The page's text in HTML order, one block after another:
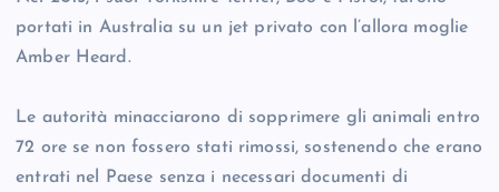
portati in Australia su un jet privato con l’allora moglie
Amber Heard.
Le autorità minacciarono di sopprimere gli animali entro
72 ore se non fossero stati rimossi, sostenendo che erano
entrati nel Paese senza i necessari documenti di